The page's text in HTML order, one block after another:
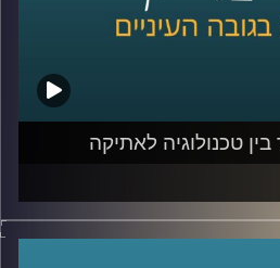
–לחצו כאן
טכנולוגיה לאתיקה
רווחיה על פני בטיחות